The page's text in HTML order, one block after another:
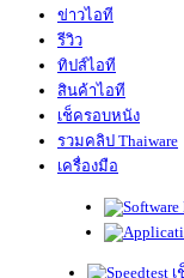
ข่าวไอที
รีวิว
ทิปส์ไอที
สินค้าไอที
เช็ครอบหนัง
รวมคลิป Thaiware
เครื่องมือ
เ